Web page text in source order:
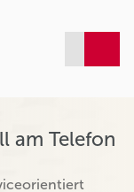
am Telefon